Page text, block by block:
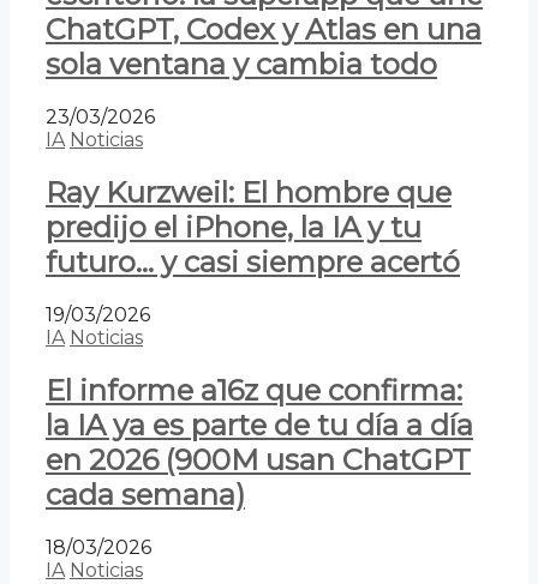
ChatGPT, Codex y Atlas en una
sola ventana y cambia todo
23/03/2026
IA Noticias
Ray Kurzweil: El hombre que
predijo el iPhone, la IA y tu
futuro… y casi siempre acertó
19/03/2026
IA Noticias
El informe a16z que confirma:
la IA ya es parte de tu día a día
en 2026 (900M usan ChatGPT
cada semana)
18/03/2026
IA Noticias